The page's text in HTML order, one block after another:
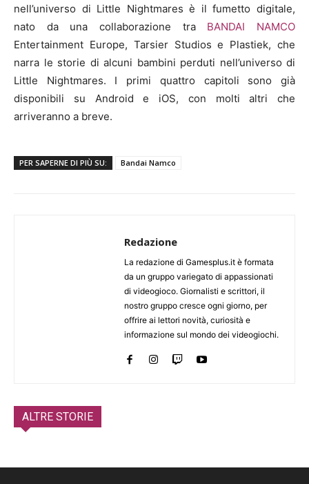
nell’universo di Little Nightmares è il fumetto digitale,
nato da una collaborazione tra BANDAI NAMCO
Entertainment Europe, Tarsier Studios e Plastiek, che
narra le storie di alcuni bambini perduti nell’universo di
Little Nightmares. I primi quattro capitoli sono già
disponibili su Android e iOS, con molti altri che
arriveranno a breve.
PER SAPERNE DI PIÙ SU: Bandai Namco
Redazione
La redazione di Gamesplus.it è formata
da un gruppo variegato di appassionati
di videogioco. Giornalisti e scrittori, il
nostro gruppo cresce ogni giorno, per
offrire ai lettori novità, curiosità e
informazione sul mondo dei videogiochi.
ALTRE STORIE